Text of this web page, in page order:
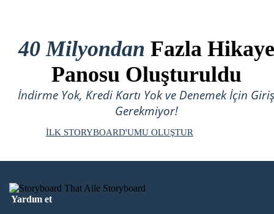
40 Milyondan Fazla Hikaye
Panosu Oluşturuldu
İndirme Yok, Kredi Kartı Yok ve Denemek İçin Giriş
Gerekmiyor!
İLK STORYBOARD'UMU OLUŞTUR
Yardım et